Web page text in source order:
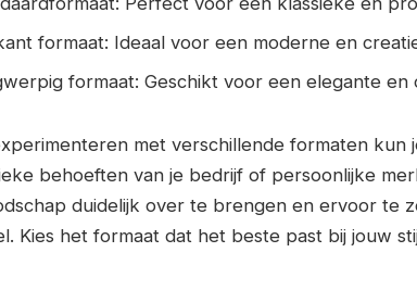
formaat: Ideaal voor een moderne en
formaat: Geschikt voor een elegante
met verschillende formaten kun
behoeften van je bedrijf of persoonlijke
duidelijk over te brengen en ervoor te
Kies het formaat dat het beste past bij jouw